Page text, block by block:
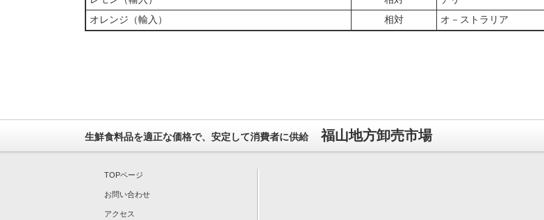
オレンジ（輸入）
相対 オ－ストラリア
生鮮食料品を適正な価格で、安定して消費者に供給 福山地方卸売市場
TOPページ
お問い合わせ
アクセス